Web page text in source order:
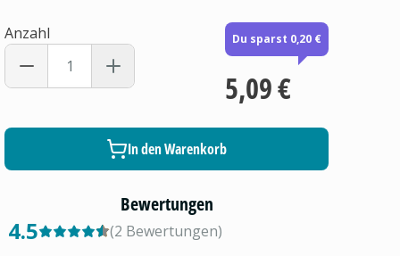
Anzahl Du sparst 0,20 €
5,09 €
In den Warenkorb
Bewertungen
4.5 (2 Bewertungen)